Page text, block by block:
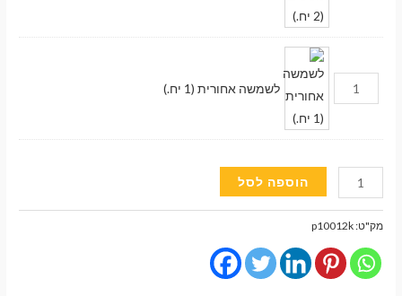
לשמשה אחורית (1 יח.)
כמות
של
וילונות
השחרה
מגנטיים
הוספה לסל
מק"ט:p10012k
מעבר לסל הקניות